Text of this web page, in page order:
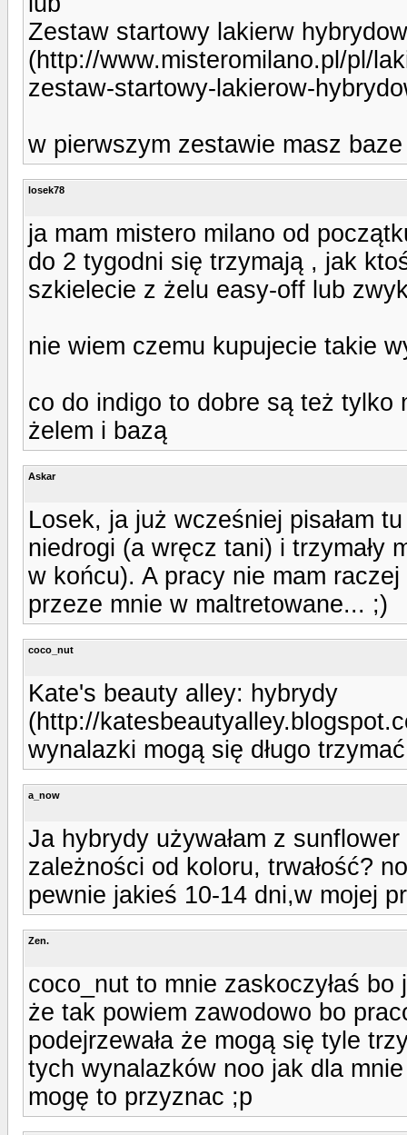
Zestaw startowy lakierw
(http://www.misteromilano.pl/pl/
zestaw-startowy-lakierow-
w pierwszym zestawie masz
losek78
ja mam mistero milano od
do 2 tygodni się trzymają , jak
szkielecie z żelu easy-off lub
nie wiem czemu kupujecie takie
co do indigo to dobre są też tylko
żelem i bazą
Askar
Losek, ja już wcześniej pisałam
niedrogi (a wręcz tani) i trzymały
w końcu). A pracy nie mam
przeze mnie w maltretowane... ;)
coco_nut
Kate's beauty alley: hybrydy
(http://
wynalazki mogą się długo
a_now
Ja hybrydy używałam z
zależności od koloru, trwałość?
pewnie jakieś 10-14 dni,w mojej
Zen.
coco_nut to mnie zaskoczyłaś
że tak powiem zawodowo bo
podejrzewała że mogą się tyle
tych wynalazków noo jak dla
mogę to przyznac ;p